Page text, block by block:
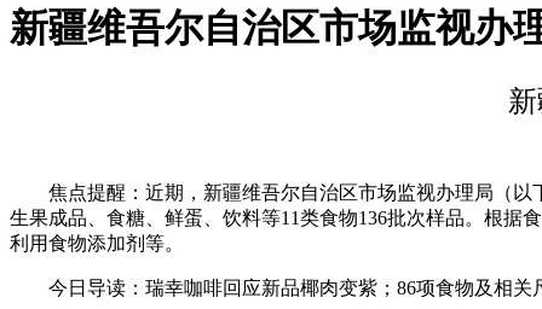
新疆维吾尔自治区市场监视办
焦点提醒：近期，新疆维吾尔自治区市场监视办理局（以
生果成品、食糖、鲜蛋、饮料等11类食物136批次样品。根据
利用食物添加剂等。
今日导读：瑞幸咖啡回应新品椰肉变紫；86项食物及相关